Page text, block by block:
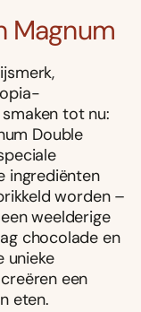
Magnum
tot nu:
Double
ingrediënten
worden –
weelderige
chocolade en
unieke
een
eten.